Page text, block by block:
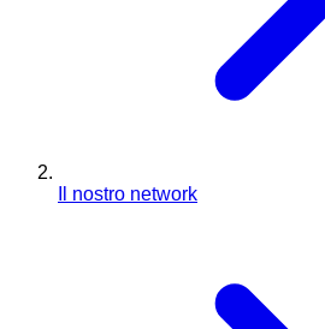
Il nostro network